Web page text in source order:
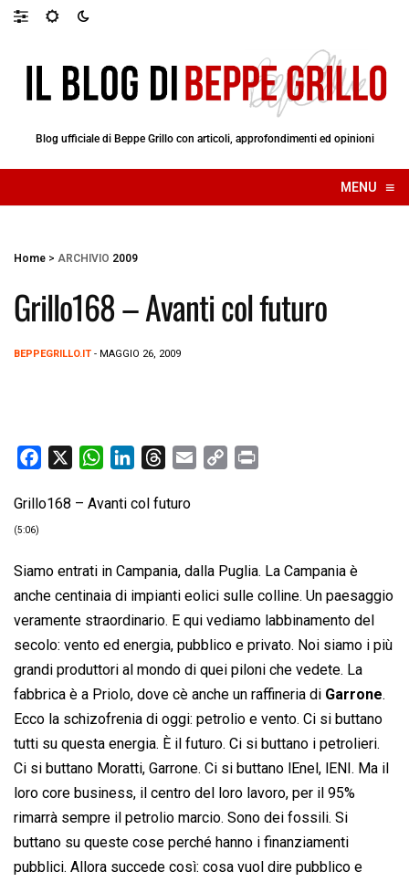
Blog ufficiale di Beppe Grillo con articoli, approfondimenti ed opinioni
MENU ≡
☰
Home > ARCHIVIO 2009
Grillo168 – Avanti col futuro
BEPPEGRILLO.IT - MAGGIO 26, 2009
c
o
o
k
W
a
A
p
p
n
d
I
n
r
d
s
i
n
k
Grillo168 – Avanti col futuro
(5:06)
Siamo entrati in Campania, dalla Puglia. La Campania è
anche centinaia di impianti eolici sulle colline. Un paesaggio
veramente straordinario. E qui vediamo labbinamento del
secolo: vento ed energia, pubblico e privato. Noi siamo i più
grandi produttori al mondo di quei piloni che vedete. La
fabbrica è a Priolo, dove cè anche un raffineria di Garrone.
Ecco la schizofrenia di oggi: petrolio e vento. Ci si buttano
tutti su questa energia. È il futuro. Ci si buttano i petrolieri.
Ci si buttano Moratti, Garrone. Ci si buttano lEnel, lENI. Ma il
loro core business, il centro del loro lavoro, per il 95%
rimarrà sempre il petrolio marcio. Sono dei fossili. Si
buttano su queste cose perché hanno i finanziamenti
pubblici. Allora succede così: cosa vuol dire pubblico e